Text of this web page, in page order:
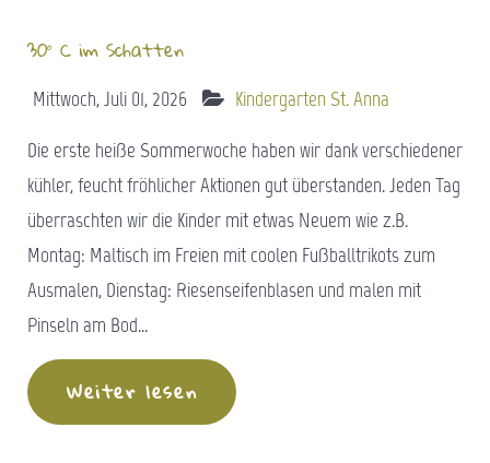
30° C im Schatten
Mittwoch, Juli 01, 2026 Kindergarten St. Anna
Die erste heiße Sommerwoche haben wir dank verschiedener
kühler, feucht fröhlicher Aktionen gut überstanden. Jeden Tag
überraschten wir die Kinder mit etwas Neuem wie z.B.
Montag: Maltisch im Freien mit coolen Fußballtrikots zum
Ausmalen, Dienstag: Riesenseifenblasen und malen mit
Pinseln am Bod...
Weiter lesen